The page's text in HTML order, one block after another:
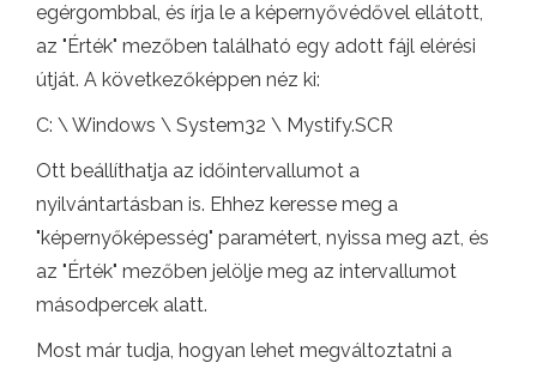
egérgombbal, és írja le a képernyővédővel ellátott,
az "Érték" mezőben található egy adott fájl elérési
útját. A következőképpen néz ki:
C: \ Windows \ System32 \ Mystify.SCR
Ott beállíthatja az időintervallumot a
nyilvántartásban is. Ehhez keresse meg a
"képernyőképesség" paramétert, nyissa meg azt, és
az "Érték" mezőben jelölje meg az intervallumot
másodpercek alatt.
Most már tudja, hogyan lehet megváltoztatni a